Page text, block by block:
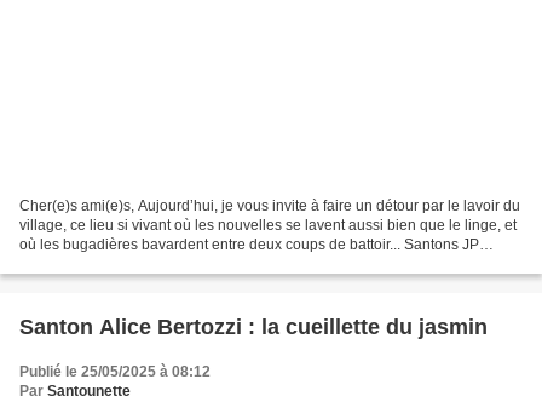
Cher(e)s ami(e)s, Aujourd’hui, je vous invite à faire un détour par le lavoir du
village, ce lieu si vivant où les nouvelles se lavent aussi bien que le linge, et
où les bugadières bavardent entre deux coups de battoir... Santons JP
Santon Alice Bertozzi : la cueillette du jasmin
Publié le 25/05/2025 à 08:12
Par Santounette